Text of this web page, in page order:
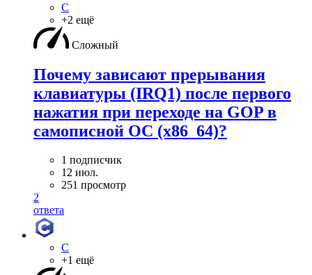
C
+2 ещё
Сложный
Почему зависают прерывания
клавиатуры (IRQ1) после первого
нажатия при переходе на GOP в
самописной ОС (x86_64)?
1 подписчик
12 июл.
251 просмотр
2
ответа
C
+1 ещё